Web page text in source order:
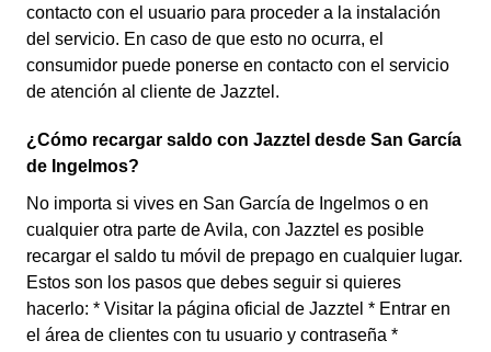
contacto con el usuario para proceder a la instalación
del servicio. En caso de que esto no ocurra, el
consumidor puede ponerse en contacto con el servicio
de atención al cliente de Jazztel.
¿Cómo recargar saldo con Jazztel desde San García
de Ingelmos?
No importa si vives en San García de Ingelmos o en
cualquier otra parte de Avila, con Jazztel es posible
recargar el saldo tu móvil de prepago en cualquier lugar.
Estos son los pasos que debes seguir si quieres
hacerlo: * Visitar la página oficial de Jazztel * Entrar en
el área de clientes con tu usuario y contraseña *